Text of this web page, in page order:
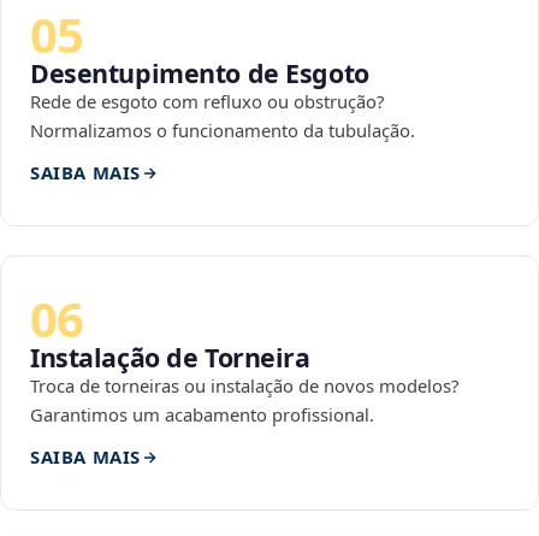
05
Desentupimento de Esgoto
Rede de esgoto com refluxo ou obstrução?
Normalizamos o funcionamento da tubulação.
SAIBA MAIS
06
Instalação de Torneira
Troca de torneiras ou instalação de novos modelos?
Garantimos um acabamento profissional.
SAIBA MAIS